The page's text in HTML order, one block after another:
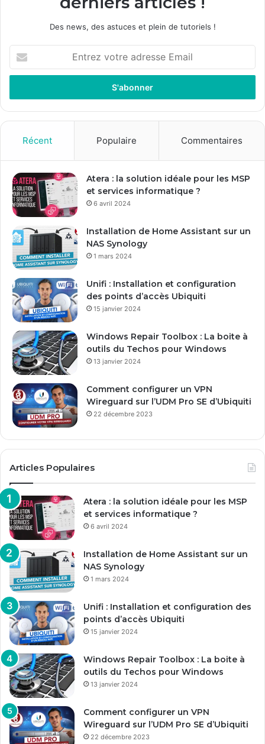
Des news, des astuces et plein de tutoriels !
t
e
z
r
e
a
d
s
e
m
a
Récent Populaire Commentaires
Atera : la solution idéale pour les MSP
et services informatique ?
6 avril 2024
Installation de Home Assistant sur un
NAS Synology
1 mars 2024
Unifi : Installation et configuration
des points d’accès Ubiquiti
15 janvier 2024
Windows Repair Toolbox : La boite à
outils du Techos pour Windows
13 janvier 2024
Comment configurer un VPN
Wireguard sur l’UDM Pro SE d’Ubiquiti
22 décembre 2023
Articles Populaires
Atera : la solution idéale pour les MSP
et services informatique ?
6 avril 2024
Installation de Home Assistant sur un
NAS Synology
1 mars 2024
Unifi : Installation et configuration des
points d’accès Ubiquiti
15 janvier 2024
Windows Repair Toolbox : La boite à
outils du Techos pour Windows
13 janvier 2024
Comment configurer un VPN
Wireguard sur l’UDM Pro SE d’Ubiquiti
22 décembre 2023